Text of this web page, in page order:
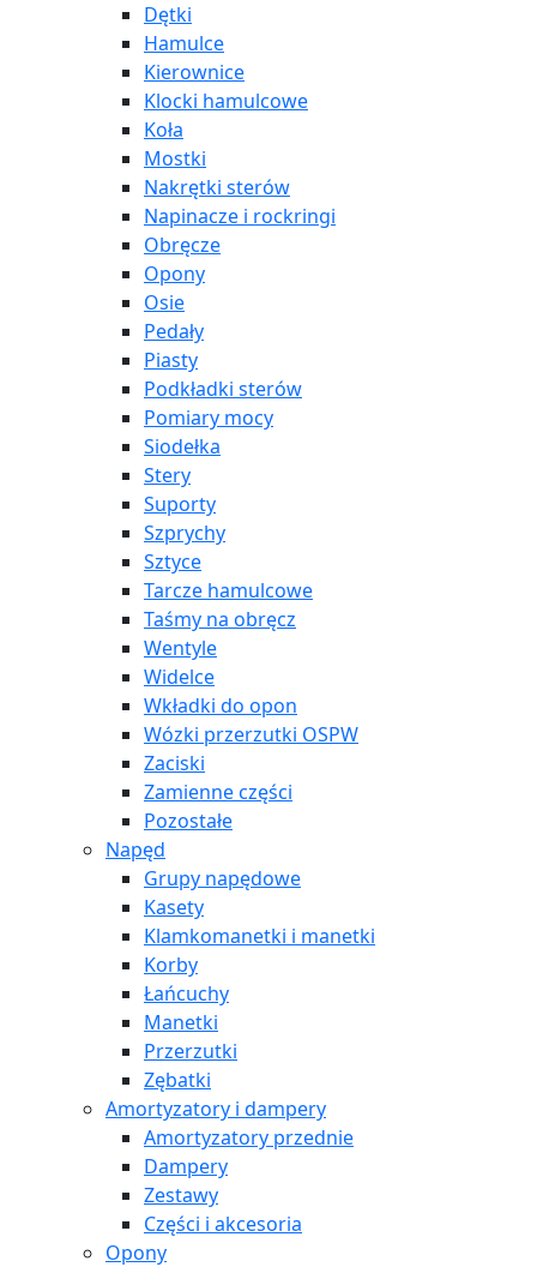
Dętki
Hamulce
Kierownice
Klocki hamulcowe
Koła
Mostki
Nakrętki sterów
Napinacze i rockringi
Obręcze
Opony
Osie
Pedały
Piasty
Podkładki sterów
Pomiary mocy
Siodełka
Stery
Suporty
Szprychy
Sztyce
Tarcze hamulcowe
Taśmy na obręcz
Wentyle
Widelce
Wkładki do opon
Wózki przerzutki OSPW
Zaciski
Zamienne części
Pozostałe
Napęd
Grupy napędowe
Kasety
Klamkomanetki i manetki
Korby
Łańcuchy
Manetki
Przerzutki
Zębatki
Amortyzatory i dampery
Amortyzatory przednie
Dampery
Zestawy
Części i akcesoria
Opony